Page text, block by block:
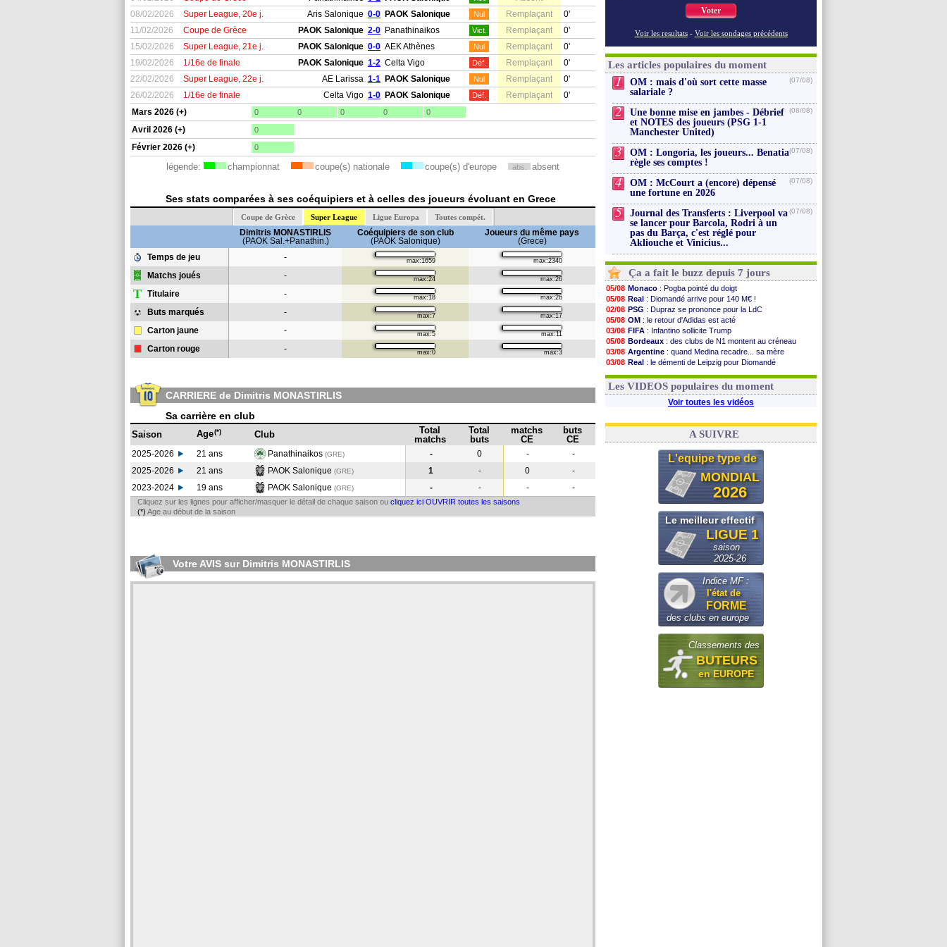
08/02/2026
Super League, 20e j. Aris Salonique 0-0 PAOK Salonique Nul Remplaçant
0'
11/02/2026
Coupe de Grèce PAOK Salonique 2-0 Panathinaikos Vict. Remplaçant
0'
15/02/2026
Super League, 21e j. PAOK Salonique 0-0 AEK Athènes Nul Remplaçant
0'
19/02/2026
1/16e de finale PAOK Salonique 1-2 Celta Vigo Déf. Remplaçant
0'
22/02/2026
Super League, 22e j. AE Larissa 1-1 PAOK Salonique Nul Remplaçant
0'
26/02/2026
1/16e de finale Celta Vigo 1-0 PAOK Salonique Déf. Remplaçant
0'
Mars 2026 (+)
0 0 0 0 0
Avril 2026 (+) 0
Février 2026 (+) 0
légende: championnat coupe(s) nationale coupe(s) d'europe abs. absent
Ses stats comparées à ses coéquipiers et à celles des joueurs évoluant en Grece
Coupe de Grèce Super League Ligue Europa Toutes compét.
Dimitris MONASTIRLIS
(PAOK Sal.+Panathin.)
Coéquipiers de son club
(PAOK Salonique)
Joueurs du même pays
(Grece)
Temps de jeu
- max:1659 max:2340
Matchs joués - max:24 max:26
T Titulaire - max:18 max:26
Buts marqués - max:7 max:17
Carton jaune - max:5 max:11
Carton rouge - max:0 max:3
CARRIERE de Dimitris MONASTIRLIS
Sa carrière en club
Saison Age(*) Club
Total
matchs
Total
buts
matchs
CE
buts
CE
2025-2026 21 ans Panathinaikos (GRE) - 0 -
-
2025-2026
21 ans PAOK Salonique (GRE) 1 - 0
-
2023-2024
19 ans PAOK Salonique (GRE) - - - -
Cliquez sur les lignes pour afficher/masquer le détail de chaque saison ou cliquez ici OUVRIR toutes les saisons
(*) Age au début de la saison
Votre AVIS sur Dimitris MONASTIRLIS
Voter
Voir les resultats - Voir les sondages précédents
Les articles populaires du moment
1
OM : mais d'où sort cette masse
salariale ?
(07/08)
2
Une bonne mise en jambes - Débrief
et NOTES des joueurs (PSG 1-1
Manchester United)
(08/08)
3
OM : Longoria, les joueurs... Benatia
règle ses comptes !
(07/08)
4
OM : McCourt a (encore) dépensé
une fortune en 2026
(07/08)
5
Journal des Transferts : Liverpool va
se lancer pour Barcola, Rodri à un
pas du Barça, c'est réglé pour
Akliouche et Vinicius...
(07/08)
Ça a fait le buzz depuis 7 jours
05/08 Monaco : Pogba pointé du doigt
05/08 Real : Diomandé arrive pour 140 M€ !
02/08 PSG : Dupraz se prononce pour la LdC
05/08 OM : le retour d'Adidas est acté
03/08 FIFA : Infantino sollicite Trump
05/08 Bordeaux : des clubs de N1 montent au créneau
03/08 Argentine : quand Medina recadre... sa mère
03/08 Real : le démenti de Leipzig pour Diomandé
03/08 OM: Paixão attire un 2e club anglais
Les VIDEOS populaires du moment
Voir toutes les vidéos
A SUIVRE
L'equipe type de
MONDIAL
2026
Le meilleur effectif
LIGUE 1
saison
2025-26
Indice MF :
l'état de
FORME
des clubs en europe
Classements des
BUTEURS
en EUROPE